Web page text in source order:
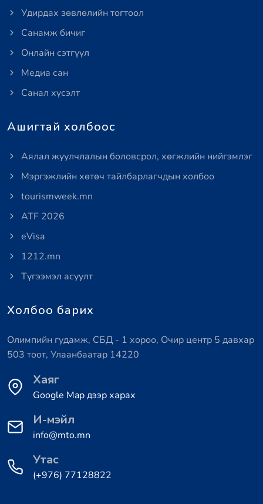
Удирдах зөвлөлийн тогтоол
Санамж бичиг
Онлайн сэтгүүл
Медиа сан
Санал хүсэлт
Ашигтай холбоос
Аялал жуулчлалын боловсрол, хөгжлийн нийгэмлэг
Мэргэжлийн хөтөч тайлбарлагчдын холбоо
tourismweek.mn
ATF 2026
eVisa
1212.mn
Түгээмэл асуулт
Холбоо барих
Олимпийн гудамж, СБД - 1 хороо, Очир центр 5 давхар
503 тоот, Улаанбаатар 14220
Хаяг
Google Map дээр харах
И-мэйл
info@mto.mn
Утас
(+976) 77128822